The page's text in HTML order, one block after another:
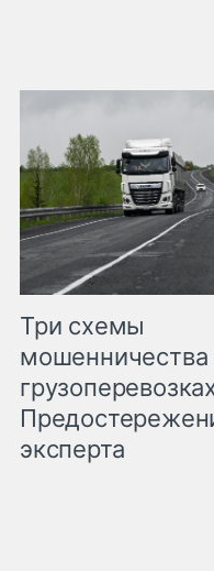
Три схемы
мошенничества
эксперта